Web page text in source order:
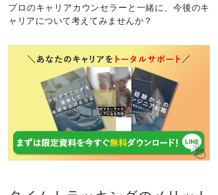
プロのキャリアカウンセラーと一緒に、今後のキ
ャリアについて考えてみませんか？